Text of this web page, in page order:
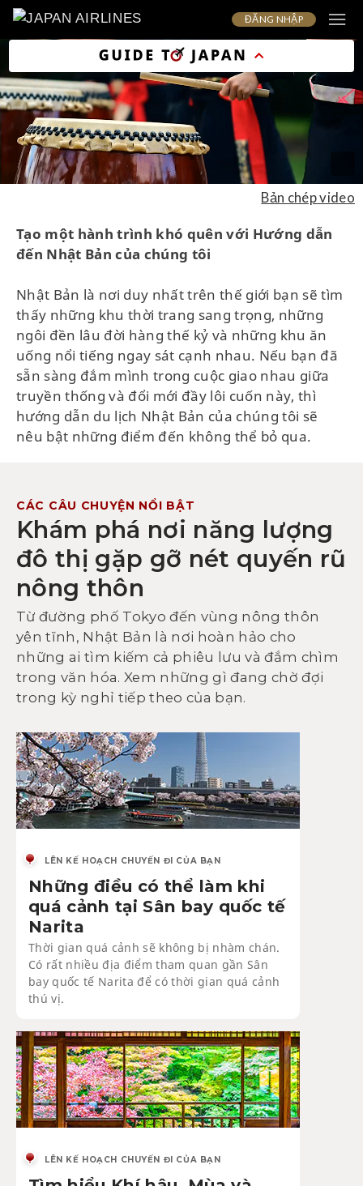
ĐĂNG NHẬP
Bản chép video
Tạo một hành trình khó quên với Hướng dẫn
đến Nhật Bản của chúng tôi
Nhật Bản là nơi duy nhất trên thế giới bạn sẽ tìm
thấy những khu thời trang sang trọng, những
ngôi đền lâu đời hàng thế kỷ và những khu ăn
uống nổi tiếng ngay sát cạnh nhau. Nếu bạn đã
sẵn sàng đắm mình trong cuộc giao nhau giữa
truyền thống và đổi mới đầy lôi cuốn này, thì
hướng dẫn du lịch Nhật Bản của chúng tôi sẽ
nêu bật những điểm đến không thể bỏ qua.
CÁC CÂU CHUYỆN NỔI BẬT
Khám phá nơi năng lượng
đô thị gặp gỡ nét quyến rũ
nông thôn
Từ đường phố Tokyo đến vùng nông thôn
yên tĩnh, Nhật Bản là nơi hoàn hảo cho
những ai tìm kiếm cả phiêu lưu và đắm chìm
trong văn hóa. Xem những gì đang chờ đợi
trong kỳ nghỉ tiếp theo của bạn.
LÊN KẾ HOẠCH CHUYẾN ĐI CỦA BẠN
Những điều có thể làm khi
quá cảnh tại Sân bay quốc tế
Narita
Thời gian quá cảnh sẽ không bị nhàm chán.
Có rất nhiều địa điểm tham quan gần Sân
bay quốc tế Narita để có thời gian quá cảnh
thú vị.
LÊN KẾ HOẠCH CHUYẾN ĐI CỦA BẠN